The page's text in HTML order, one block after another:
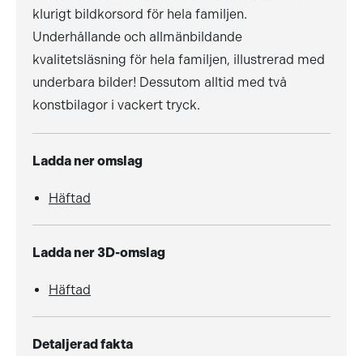
klurigt bildkorsord för hela familjen.
Underhållande och allmänbildande
kvalitetsläsning för hela familjen, illustrerad med
underbara bilder! Dessutom alltid med två
konstbilagor i vackert tryck.
Ladda ner omslag
Häftad
Ladda ner 3D-omslag
Häftad
Detaljerad fakta